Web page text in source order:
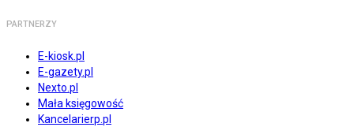
PARTNERZY
E-kiosk.pl
E-gazety.pl
Nexto.pl
Mała księgowość
Kancelarierp.pl